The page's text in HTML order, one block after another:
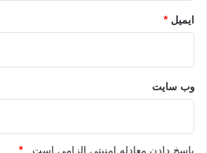
ایمیل *
وب‌ سایت
پاسخ دادن معادله امنیتی الزامی است . *